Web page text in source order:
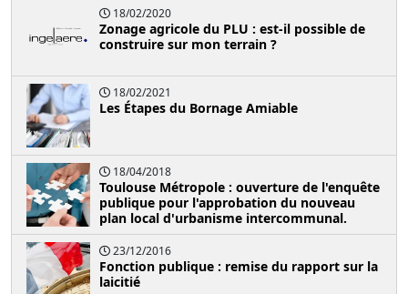
18/02/2020
Zonage agricole du PLU : est-il possible de
construire sur mon terrain ?
18/02/2021
Les Étapes du Bornage Amiable
18/04/2018
Toulouse Métropole : ouverture de l'enquête
publique pour l'approbation du nouveau
plan local d'urbanisme intercommunal.
23/12/2016
Fonction publique : remise du rapport sur la
laicitié